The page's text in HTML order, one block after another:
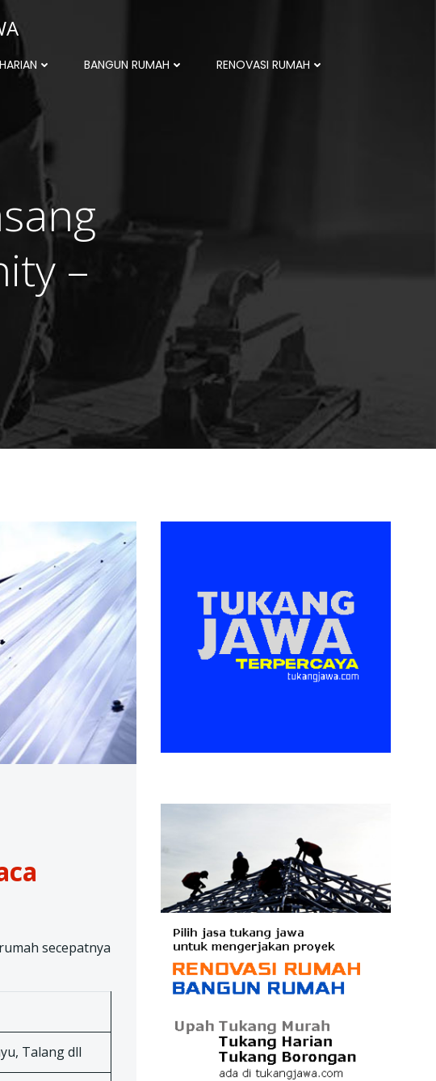
BANGUN RUMAH RENOVASI RUMAH
–
secepatnya
Talang dll